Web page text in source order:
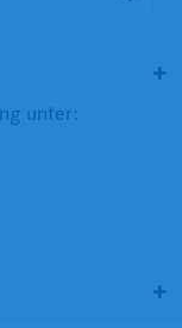
unter: